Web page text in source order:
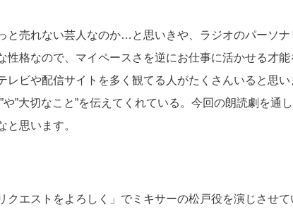
と売れない芸人なのか…と思いきや、ラジオのパーソナ
性格なので、マイペースさを逆にお仕事に活かせる才
レビや配信サイトを多く観てる人がたくさんいると思
や”大切なこと”を伝えてくれている。今回の朗読劇を通
と思います。
クエストをよろしく」でミキサーの松戸役を演じさせて